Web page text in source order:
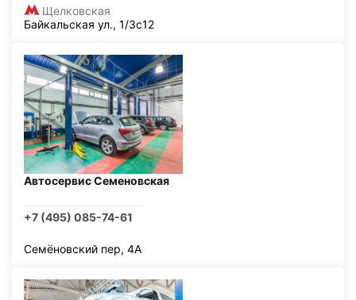
Щелковская
Байкальская ул., 1/3с12
Автосервис Семеновская
+7 (495) 085-74-61
Семёновский пер, 4А